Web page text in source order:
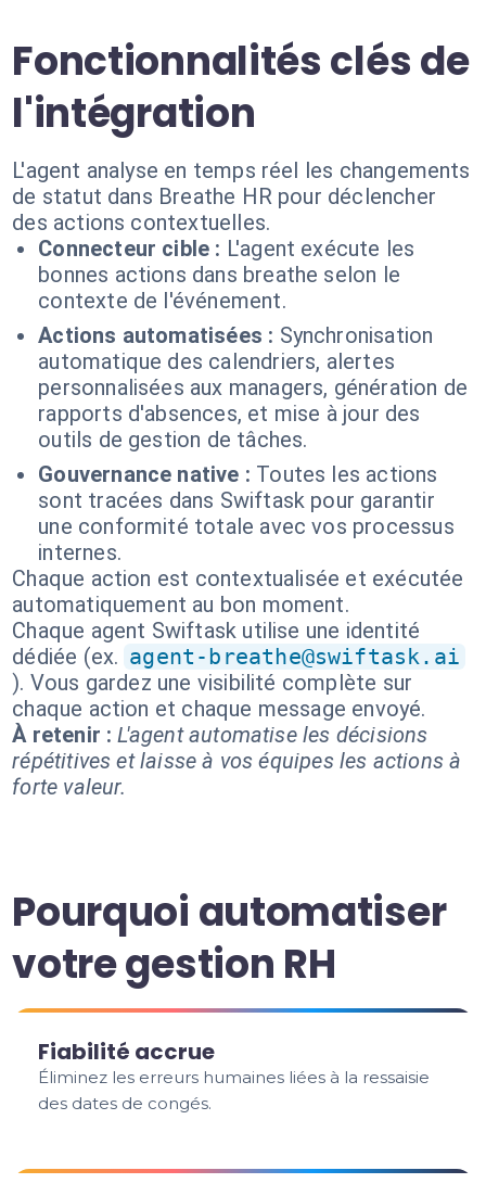
Fonctionnalités clés de
l'intégration
L'agent analyse en temps réel les changements
de statut dans Breathe HR pour déclencher
des actions contextuelles.
Connecteur cible : L'agent exécute les
bonnes actions dans breathe selon le
contexte de l'événement.
Actions automatisées : Synchronisation
automatique des calendriers, alertes
personnalisées aux managers, génération de
rapports d'absences, et mise à jour des
outils de gestion de tâches.
Gouvernance native : Toutes les actions
sont tracées dans Swiftask pour garantir
une conformité totale avec vos processus
internes.
Chaque action est contextualisée et exécutée
automatiquement au bon moment.
Chaque agent Swiftask utilise une identité
dédiée (ex. agent-breathe@swiftask.ai
). Vous gardez une visibilité complète sur
chaque action et chaque message envoyé.
À retenir : L'agent automatise les décisions
répétitives et laisse à vos équipes les actions à
forte valeur.
Pourquoi automatiser
votre gestion RH
Fiabilité accrue
Éliminez les erreurs humaines liées à la ressaisie
des dates de congés.